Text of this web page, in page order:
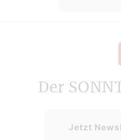
Der
Jetzt